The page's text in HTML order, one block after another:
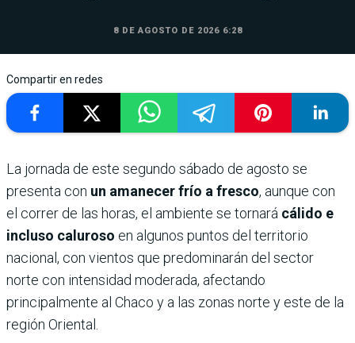
8 DE AGOSTO DE 2026 6:28
Compartir en redes
La jornada de este segundo sábado de agosto se
presenta con un amanecer frío a fresco, aunque con
el correr de las horas, el ambiente se tornará cálido e
incluso caluroso en algunos puntos del territorio
nacional, con vientos que predominarán del sector
norte con intensidad moderada, afectando
principalmente al Chaco y a las zonas norte y este de la
región Oriental.